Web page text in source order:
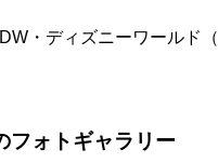
・ディズニーワールド（
フォトギャラリー